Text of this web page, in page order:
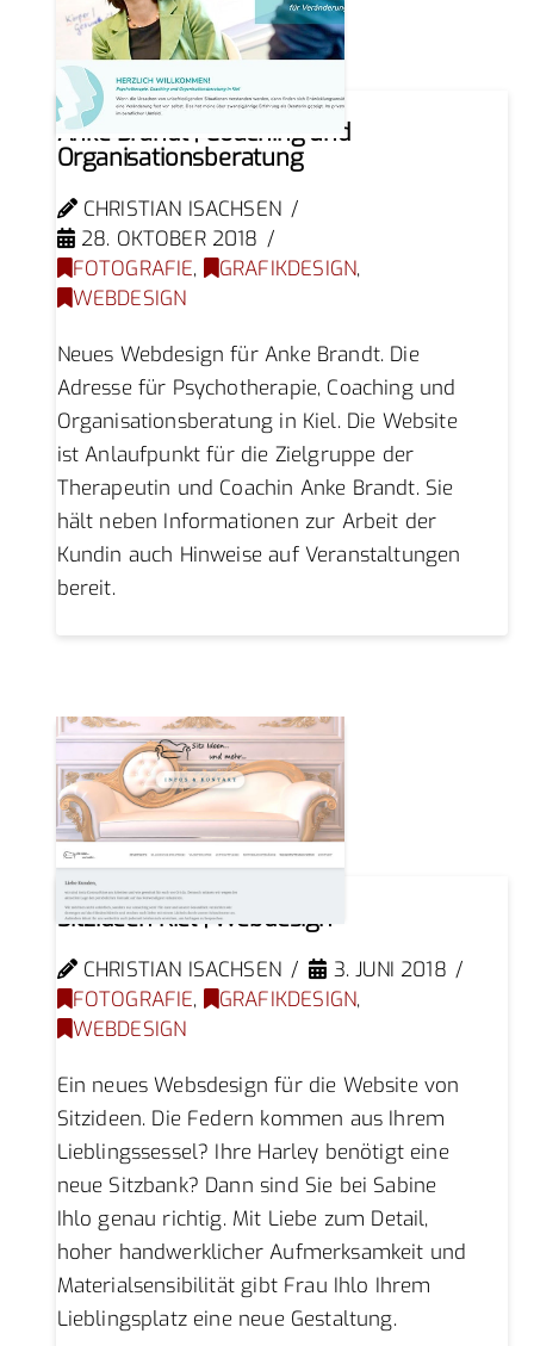
Anke Brandt | Coaching und
Organisationsberatung
CHRISTIAN ISACHSEN
28. OKTOBER 2018
FOTOGRAFIE, GRAFIKDESIGN,
WEBDESIGN
Neues Webdesign für Anke Brandt. Die
Adresse für Psychotherapie, Coaching und
Organisationsberatung in Kiel. Die Website
ist Anlaufpunkt für die Zielgruppe der
Therapeutin und Coachin Anke Brandt. Sie
hält neben Informationen zur Arbeit der
Kundin auch Hinweise auf Veranstaltungen
bereit.
Sitzideen Kiel | Webdesign
CHRISTIAN ISACHSEN
3. JUNI 2018
FOTOGRAFIE, GRAFIKDESIGN,
WEBDESIGN
Ein neues Websdesign für die Website von
Sitzideen. Die Federn kommen aus Ihrem
Lieblingssessel? Ihre Harley benötigt eine
neue Sitzbank? Dann sind Sie bei Sabine
Ihlo genau richtig. Mit Liebe zum Detail,
hoher handwerklicher Aufmerksamkeit und
Materialsensibilität gibt Frau Ihlo Ihrem
Lieblingsplatz eine neue Gestaltung.